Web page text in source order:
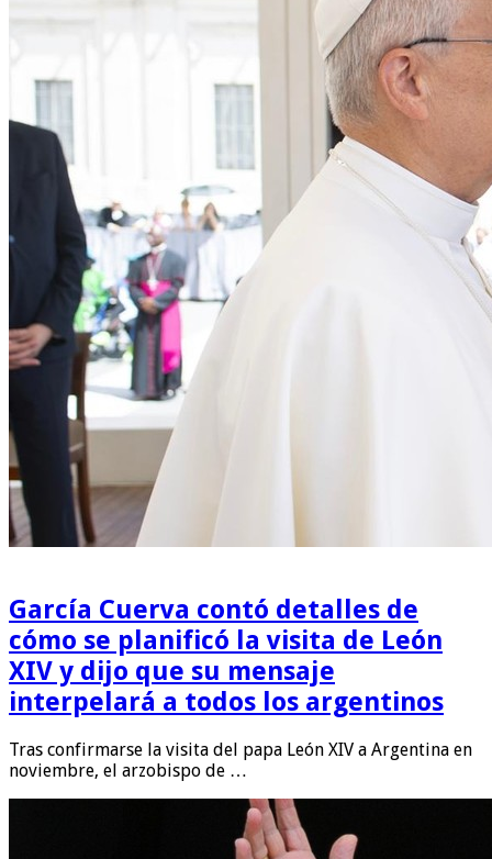
García Cuerva contó detalles de
cómo se planificó la visita de León
XIV y dijo que su mensaje
interpelará a todos los argentinos
Tras confirmarse la visita del papa León XIV a Argentina en
noviembre, el arzobispo de …